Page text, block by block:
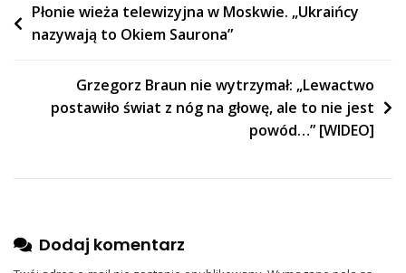
Nawigacja
wpisu
Płonie wieża telewizyjna w Moskwie. „Ukraińcy
nazywają to Okiem Saurona”
Grzegorz Braun nie wytrzymał: „Lewactwo
postawiło świat z nóg na głowę, ale to nie jest
powód…” [WIDEO]
Dodaj komentarz